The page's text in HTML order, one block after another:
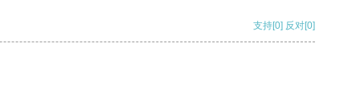
支持[0] 反对[0]